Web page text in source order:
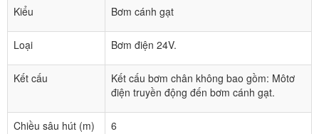
Kiểu Bơm cánh gạt
Loại Bơm điện 24V.
Kết cấu
Kết cấu bơm chân không bao gồm: Môtơ
điện truyền động đến bơm cánh gạt.
Chiều sâu hút (m) 6